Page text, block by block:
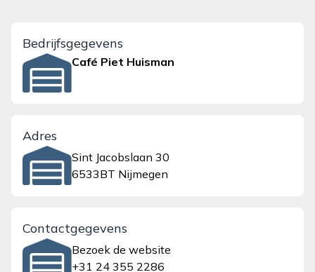
Bedrijfsgegevens
Café Piet Huisman
Adres
Sint Jacobslaan 30
6533BT Nijmegen
Contactgegevens
Bezoek de website
+31 24 355 2286